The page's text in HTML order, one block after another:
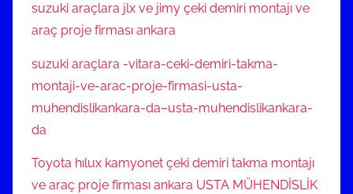
suzuki araçlara jlx ve jimy çeki demiri montajı ve
araç proje firması ankara
suzuki araçlara -vitara-ceki-demiri-takma-
montaji-ve-arac-proje-firmasi-usta-
muhendislikankara-da–usta-muhendislikankara-
da
Toyota hılux kamyonet çeki demiri takma montajı
ve araç proje firması ankara USTA MÜHENDİSLİK